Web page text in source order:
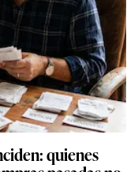
quienes